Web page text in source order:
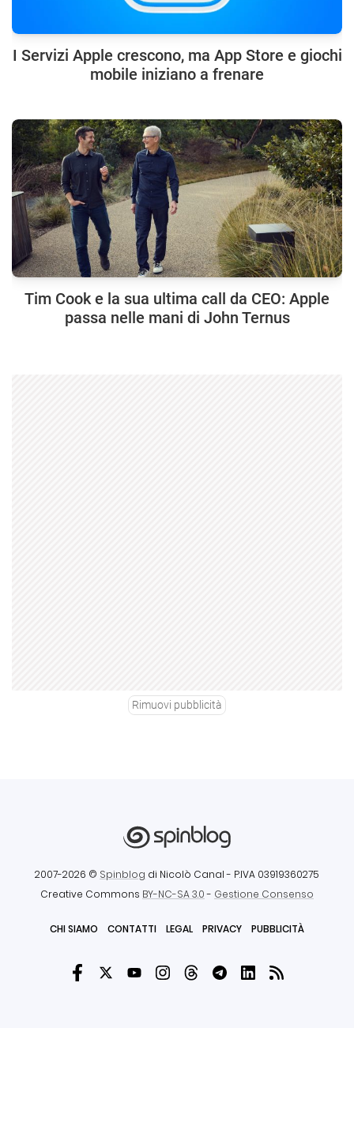
I Servizi Apple crescono, ma App Store e giochi
mobile iniziano a frenare
Tim Cook e la sua ultima call da CEO: Apple
passa nelle mani di John Ternus
Rimuovi pubblicità
2007-2026 © Spinblog di Nicolò Canal - P.IVA 03919360275
Creative Commons BY-NC-SA 3.0- Gestione Consenso
CHI SIAMO CONTATTI LEGAL PRIVACY PUBBLICITÀ